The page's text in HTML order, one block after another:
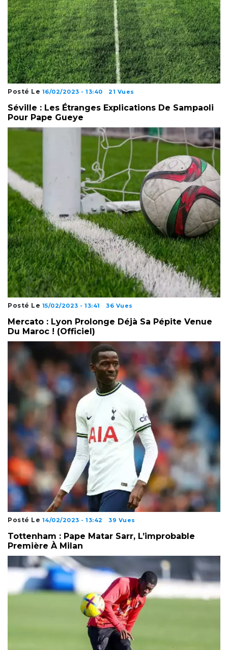
Posté Le 16/02/2023 - 13:40 21 Vues
Séville : Les Étranges Explications De Sampaoli
Pour Pape Gueye
Posté Le 15/02/2023 - 13:41 36 Vues
Mercato : Lyon Prolonge Déjà Sa Pépite Venue
Du Maroc ! (officiel)
Posté Le 14/02/2023 - 13:42 39 Vues
Tottenham : Pape Matar Sarr, L’improbable
Première À Milan